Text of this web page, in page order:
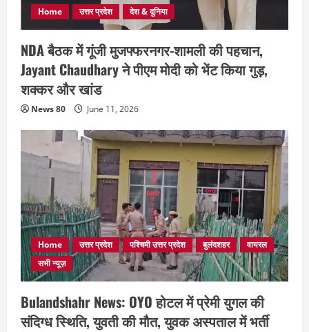
Home उत्तर प्रदेश देश & दुनिया
NDA बैठक में गूंजी मुजफ्फरनगर-शामली की पहचान,
Jayant Chaudhary ने पीएम मोदी को भेंट किया गुड़,
शक्कर और खांड
News 80 June 11, 2026
Home उत्तर प्रदेश पश्चिमी उत्तर प्रदेश बुलंदशहर
वायरल
सभी न्यूज़
Bulandshahr News: OYO होटल में प्रेमी युगल की
संदिग्ध स्थिति, युवती की मौत, युवक अस्पताल में भर्ती